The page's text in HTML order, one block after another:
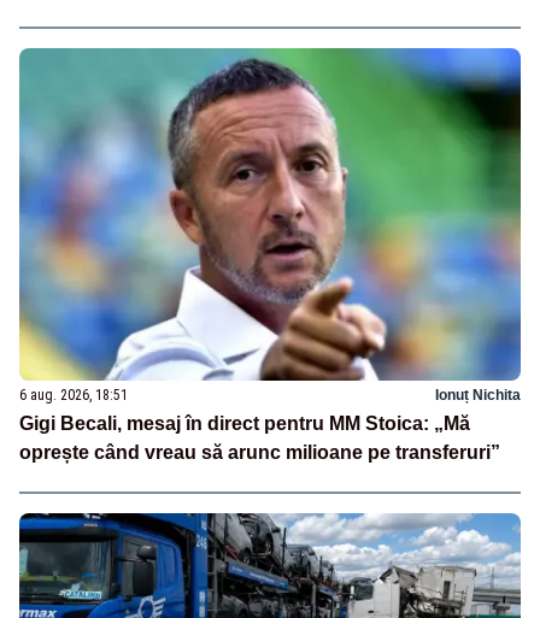
6 aug. 2026, 18:51 Ionuț Nichita
Gigi Becali, mesaj în direct pentru MM Stoica: „Mă
oprește când vreau să arunc milioane pe transferuri”